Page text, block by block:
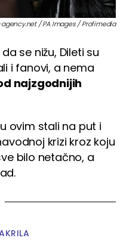
/ PA Images / Profimedia
se nižu, Dileti su
i fanovi, a nema
najzgodnijih
ovim stali na put i
krizi kroz koju
bilo netačno, a